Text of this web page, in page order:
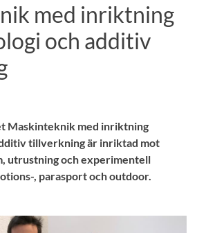
Kursplaner Välkomstbrev Personal
med inriktning
och additiv
Maskinteknik med inriktning
tillverkning är inriktad mot
utrustning och experimentell
, parasport och outdoor.